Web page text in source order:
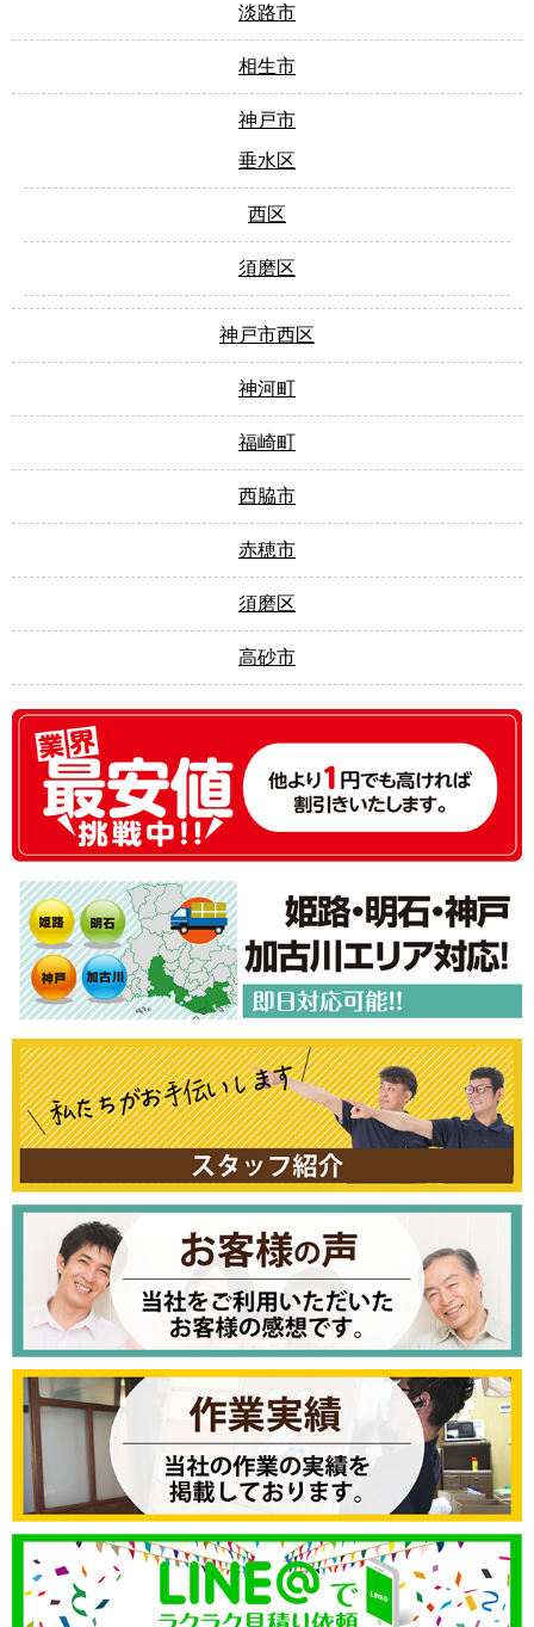
淡路市
相生市
神戸市
垂水区
西区
須磨区
神戸市西区
神河町
福崎町
西脇市
赤穂市
須磨区
高砂市